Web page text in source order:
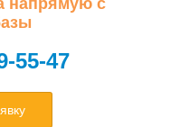
напрямую с
55-47